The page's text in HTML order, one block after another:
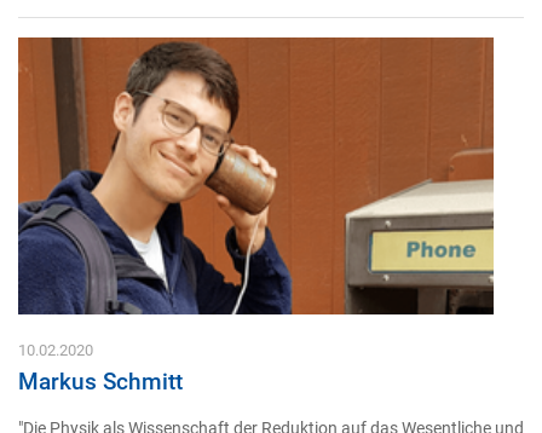
10.02.2020
Markus Schmitt